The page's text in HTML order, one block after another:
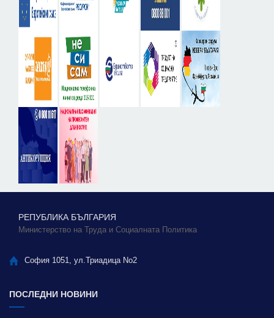
РЕПУБЛИКА БЪЛГАРИЯ
Министерство на Труда и Социалната Политика
София 1051, ул.Триадица No2
ПОСЛЕДНИ НОВИНИ